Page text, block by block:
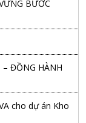
– ĐỒNG HÀNH
cho dự án Kho